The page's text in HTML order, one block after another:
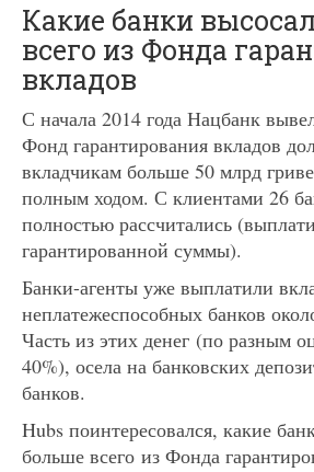
Какие банки
всего из Фонда
вкладов
С начала 2014 года Нацбанк
Фонд гарантирования вкладов
вкладчикам больше 50 млрд
полным ходом. С клиентами 26
полностью рассчитались
гарантированной суммы).
Банки-агенты уже выплатили
неплатежеспособных банков
Часть из этих денег (по разным
40%), осела на банковских
банков.
Hubs поинтересовался, какие
больше всего из Фонда